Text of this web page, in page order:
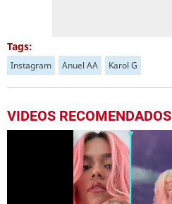
Tags:
Instagram Anuel AA Karol G
VIDEOS RECOMENDADOS